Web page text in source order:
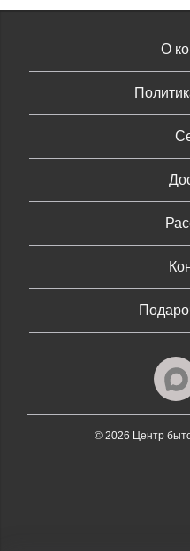
О
© 2026 Центр